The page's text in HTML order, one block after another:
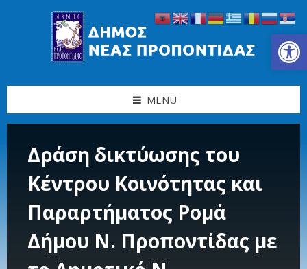
Ανοίξτε τη γραμμή εργαλείων
MENU
Δράση δικτύωσης του
Κέντρου Κοινότητας και
Παραρτήματος Ρομά
Δήμου Ν. Προποντίδας με